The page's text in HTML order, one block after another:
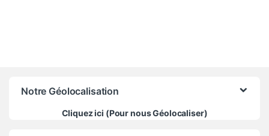
Notre Géolocalisation
Cliquez ici (Pour nous Géolocaliser)